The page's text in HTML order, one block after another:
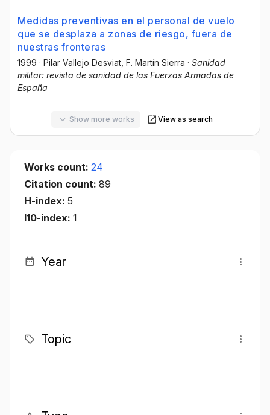
Medidas preventivas en el personal de vuelo
que se desplaza a zonas de riesgo, fuera de
nuestras fronteras
1999 · Pilar Vallejo Desviat , F. Martín Sierra · Sanidad
militar: revista de sanidad de las Fuerzas Armadas de
España
Show more works View as search
Works count: 24
Citation count: 89
H-index: 5
I10-index: 1
Year
Topic